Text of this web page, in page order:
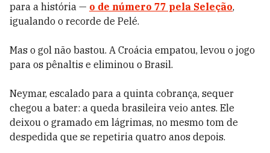
para a história — o de número 77 pela Seleção,
igualando o recorde de Pelé.
Mas o gol não bastou. A Croácia empatou, levou o jogo
para os pênaltis e eliminou o Brasil.
Neymar, escalado para a quinta cobrança, sequer
chegou a bater: a queda brasileira veio antes. Ele
deixou o gramado em lágrimas, no mesmo tom de
despedida que se repetiria quatro anos depois.